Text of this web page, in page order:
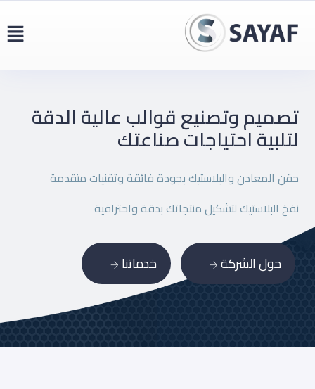
تصميم وتصنيع قوالب عاليةالدقة
لتلبية احتياجات صناعتك
حقن المعادن والبلاستيك بجودة فائقة وتقنيات متقدمة
نفخ البلاستيك لتشكيل منتجاتك بدقة واحترافية
حول الشركة خدماتنا